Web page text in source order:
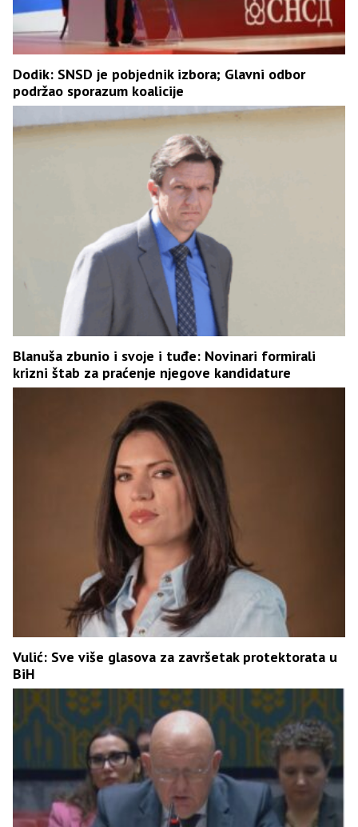
Dodik: SNSD je pobjednik izbora; Glavni odbor
podržao sporazum koalicije
Blanuša zbunio i svoje i tuđe: Novinari formirali
krizni štab za praćenje njegove kandidature
Vulić: Sve više glasova za završetak protektorata u
BiH